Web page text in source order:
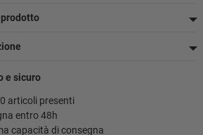
e sicuro
articoli presenti
entro 48h
capacità di consegna